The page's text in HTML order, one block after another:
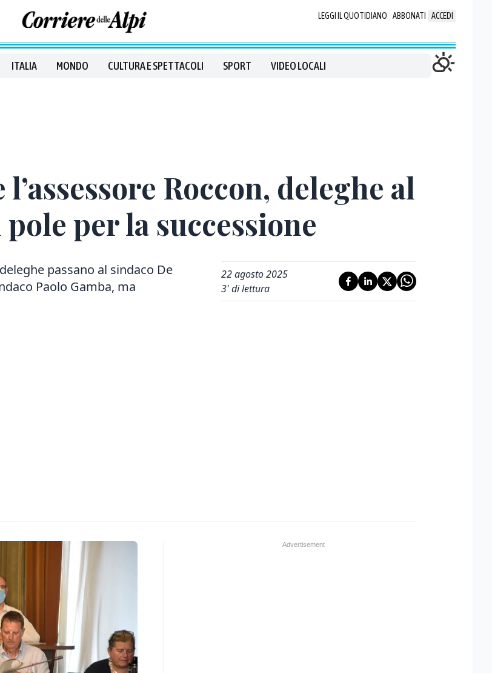
LEGGI IL QUOTIDIANO ABBONATI ACCEDI
ITALIA MONDO CULTURA E SPETTACOLI SPORT VIDEO LOCALI
Roccon, deleghe al
per la successione
passano al sindaco De
Paolo Gamba, ma
22 agosto 2025
3' di lettura